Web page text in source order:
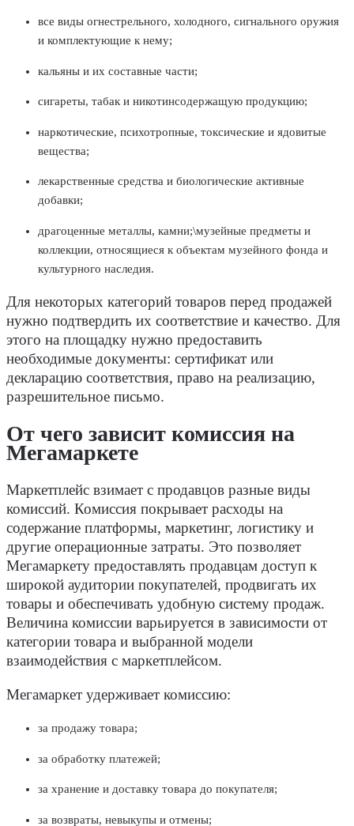
все виды огнестрельного, холодного, сигнального оружия
и комплектующие к нему;
кальяны и их составные части;
сигареты, табак и никотинсодержащую продукцию;
наркотические, психотропные, токсические и ядовитые
вещества;
лекарственные средства и биологические активные
добавки;
драгоценные металлы, камни;\музейные предметы и
коллекции, относящиеся к объектам музейного фонда и
культурного наследия.
Для некоторых категорий товаров перед продажей
нужно подтвердить их соответствие и качество. Для
этого на площадку нужно предоставить
необходимые документы: сертификат или
декларацию соответствия, право на реализацию,
разрешительное письмо.
От чего зависит комиссия на
Мегамаркете
Маркетплейс взимает с продавцов разные виды
комиссий. Комиссия покрывает расходы на
содержание платформы, маркетинг, логистику и
другие операционные затраты. Это позволяет
Мегамаркету предоставлять продавцам доступ к
широкой аудитории покупателей, продвигать их
товары и обеспечивать удобную систему продаж.
Величина комиссии варьируется в зависимости от
категории товара и выбранной модели
взаимодействия с маркетплейсом.
Мегамаркет удерживает комиссию:
за продажу товара;
за обработку платежей;
за хранение и доставку товара до покупателя;
за возвраты, невыкупы и отмены;